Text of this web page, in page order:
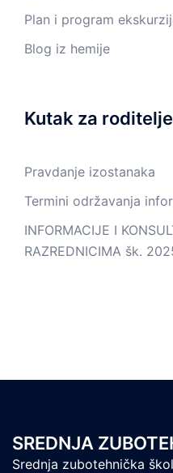
Plan i program
Blog iz hemije
Kutak za roditelje
Pravdanje izostanaka
Termini održavanja
INFORMACIJE I
RAZREDNICIMA šk.
SREDNJA
Srednja zubotehnička